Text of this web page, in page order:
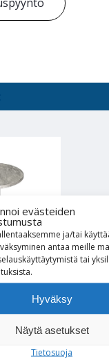
evästeiden
ja/tai
antaa meille
tai
.
Hyväksy
Näytä asetukset
Tietosuoja
BA-360
> 500 mm